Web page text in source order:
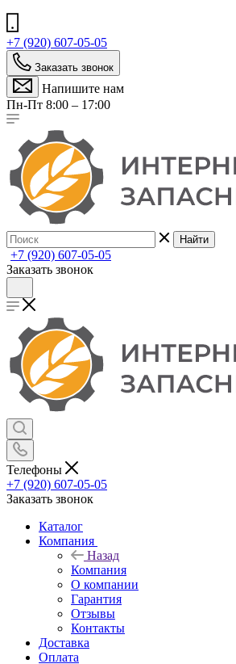
+7 (920) 607-05-05
Заказать звонок
Напишите нам
Пн-Пт 8:00 – 17:00
Найти
+7 (920) 607-05-05
Заказать звонок
Телефоны
+7 (920) 607-05-05
Заказать звонок
Каталог
Компания
Назад
Компания
О компании
Гарантия
Отзывы
Контакты
Доставка
Оплата